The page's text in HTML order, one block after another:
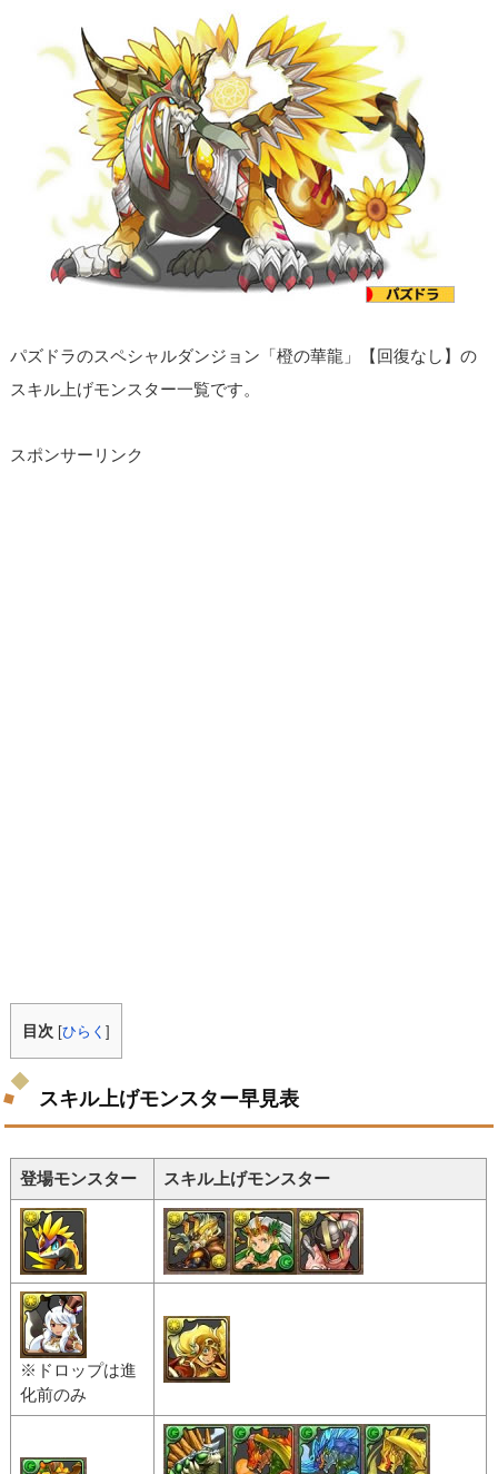
パズドラのスペシャルダンジョン「橙の華龍」【回復なし】の
スキル上げモンスター一覧です。
スポンサーリンク
目次 [ひらく]
スキル上げモンスター早見表
登場モンスター スキル上げモンスター
※ドロップは進
化前のみ